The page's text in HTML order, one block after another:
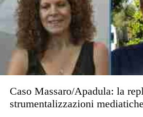
Caso Massaro/Apadula: la
strumentalizzazioni mediatiche